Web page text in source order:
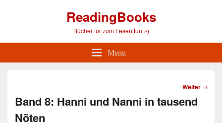
ReadingBooks
Bücher für zum Lesen tun :-)
Menu
Bild-
Navigation
Weiter →
Band 8: Hanni und Nanni in tausend
Nöten